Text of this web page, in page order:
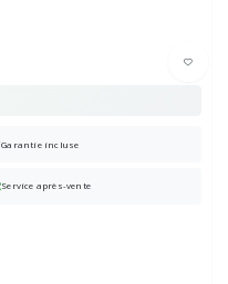
Garantie incluse
Service après-vente